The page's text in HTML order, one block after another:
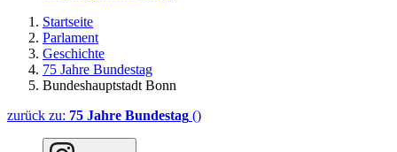
Startseite
Parlament
Geschichte
75 Jahre Bundestag
Bundeshauptstadt Bonn
zurück zu: 75 Jahre Bundestag ()